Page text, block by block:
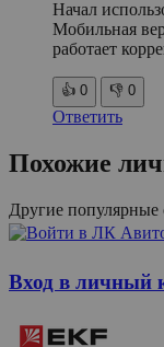
Начал
Мобильная
работает
👍 0 👎 0
Ответить
Похожие
Другие популярные
Вход в личный